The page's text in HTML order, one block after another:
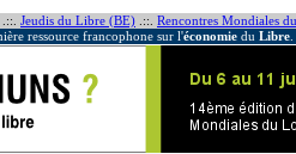
.::. Jeudis du Libre (BE) .::. Rencontres Mondiales
ressource francophone sur l'économie du Libre